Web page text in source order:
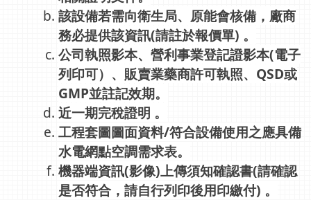
該設備若需向衛生局、原能會核備，廠商
務必提供該資訊(請註於報價單) 。
公司執照影本、營利事業登記證影本(電子
列印可）、販賣業藥商許可執照、QSD或
GMP並註記效期。
近一期完稅證明 。
工程套圖圖面資料/符合設備使用之應具備
水電網點空調需求表。
機器端資訊(影像)上傳須知確認書(請確認
是否符合，請自行列印後用印繳付) 。